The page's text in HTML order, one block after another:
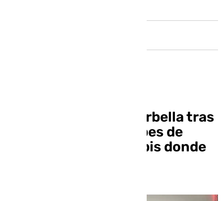
Tres detenidos en Marbella tras
desmantelar dos clubes de
fumadores de cannabis donde